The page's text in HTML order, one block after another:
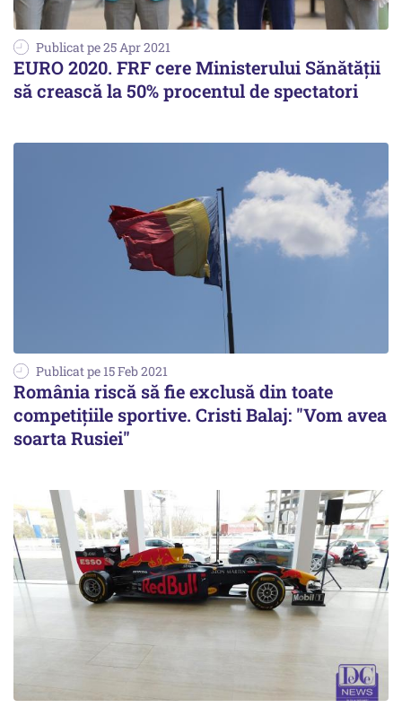
Publicat pe 25 Apr 2021
EURO 2020. FRF cere Ministerului Sănătăţii
să crească la 50% procentul de spectatori
Publicat pe 15 Feb 2021
România riscă să fie exclusă din toate
competiţiile sportive. Cristi Balaj: "Vom avea
soarta Rusiei"